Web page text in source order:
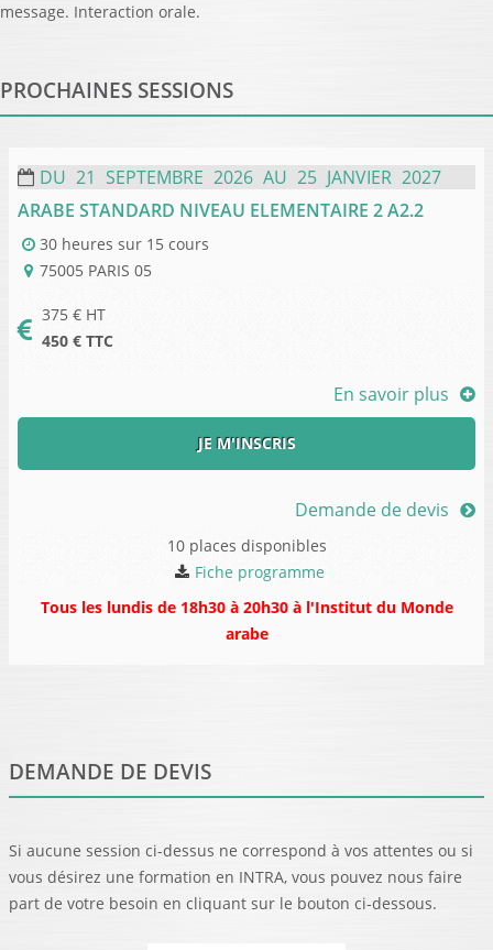
message. Interaction orale.
PROCHAINES SESSIONS
DU 21 SEPTEMBRE 2026 AU 25 JANVIER 2027
ARABE STANDARD NIVEAU ELEMENTAIRE 2 A2.2
30 heures sur 15 cours
75005 PARIS 05
375 € HT
450 € TTC
En savoir plus
JE M'INSCRIS
Demande de devis
10 places disponibles
Fiche programme
Tous les lundis de 18h30 à 20h30 à l'Institut du Monde
arabe
DEMANDE DE DEVIS
Si aucune session ci-dessus ne correspond à vos attentes ou si
vous désirez une formation en INTRA, vous pouvez nous faire
part de votre besoin en cliquant sur le bouton ci-dessous.